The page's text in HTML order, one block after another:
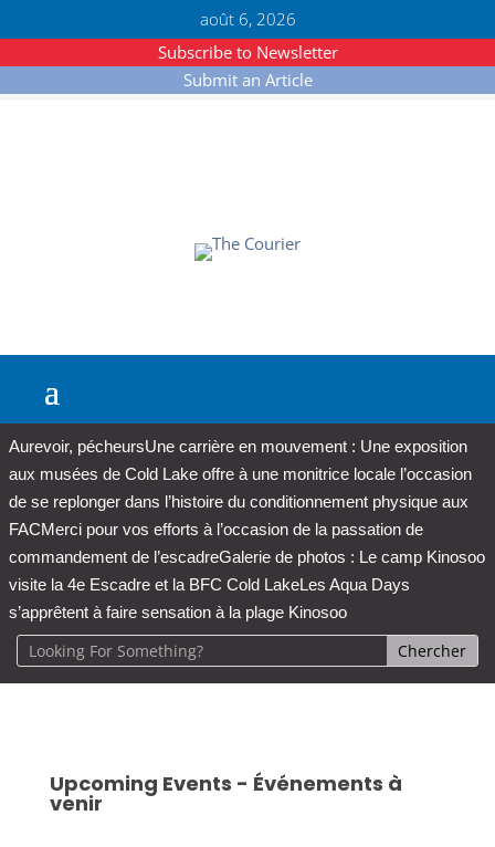
août 6, 2026
Subscribe to Newsletter
Submit an Article
Aurevoir, pécheursUne carrière en mouvement : Une exposition
aux musées de Cold Lake offre à une monitrice locale l’occasion
de se replonger dans l’histoire du conditionnement physique aux
FACMerci pour vos efforts à l’occasion de la passation de
commandement de l’escadreGalerie de photos : Le camp Kinosoo
visite la 4e Escadre et la BFC Cold LakeLes Aqua Days
s’apprêtent à faire sensation à la plage Kinosoo
Upcoming Events - Événements à
venir